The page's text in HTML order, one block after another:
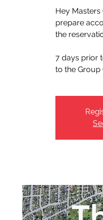
Hey
prepare
the
7 days prior
to the Group